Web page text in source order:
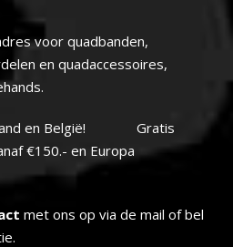
voor quadbanden,
en quadaccessoires,
en België! Gratis
€150.- en Europa
met ons op via de mail of bel